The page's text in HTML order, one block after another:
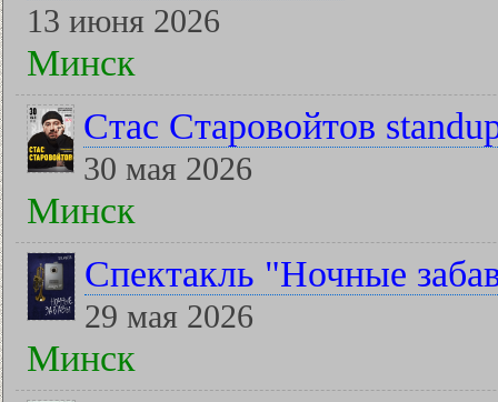
13 июня 2026
Минск
Стас Старовойтов
30 мая 2026
Минск
Спектакль "Ночные
29 мая 2026
Минск